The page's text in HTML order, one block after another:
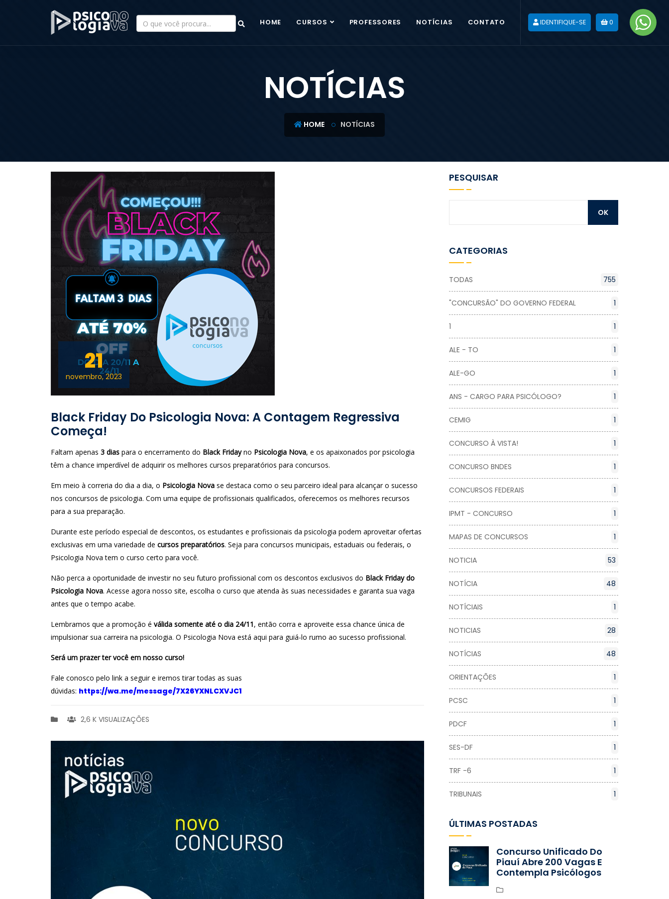
IDENTIFIQUE-SE 0
HOME CURSOS PROFESSORES NOTÍCIAS CONTATO
NOTÍCIAS
HOME NOTÍCIAS
21
novembro, 2023
Black Friday Do Psicologia Nova: A Contagem Regressiva
Começa!
Faltam apenas 3 dias para o encerramento do Black Fridayno Psicologia Nova, e os apaixonados por psicologia
têm a chance imperdível de adquirir os melhores cursos preparatórios para concursos.
Em meio à correria do dia a dia, o Psicologia Nova se destaca como o seu parceiro ideal para alcançar o sucesso
nos concursos de psicologia. Com uma equipe de profissionais qualificados, oferecemos os melhores recursos
para a sua preparação.
Durante este período especial de descontos, os estudantes e profissionais da psicologia podem aproveitar ofertas
exclusivas em uma variedade de cursos preparatórios. Seja para concursos municipais, estaduais ou federais, o
Psicologia Nova tem o curso certo para você.
Não perca a oportunidade de investir no seu futuro profissional com os descontos exclusivos do Black Friday do
Psicologia Nova. Acesse agora nosso site, escolha o curso que atenda às suas necessidades e garanta sua vaga
antes que o tempo acabe.
Lembramos que a promoção é válida somente até o dia 24/11, então corra e aproveite essa chance única de
impulsionar sua carreira na psicologia. O Psicologia Nova está aqui para guiá-lo rumo ao sucesso profissional.
Será um prazer ter você em nosso curso!
Fale conosco pelo link a seguir e iremos tirar todas as suas
dúvidas: https://wa.me/message/7X26YXNLCXVJC1
2,6 K VISUALIZAÇÕES
PESQUISAR
CATEGORIAS
TODAS 755
"CONCURSÃO" DO GOVERNO FEDERAL 1
1 1
ALE - TO 1
ALE-GO 1
ANS - CARGO PARA PSICÓLOGO? 1
CEMIG 1
CONCURSO À VISTA! 1
CONCURSO BNDES 1
CONCURSOS FEDERAIS 1
IPMT - CONCURSO 1
MAPAS DE CONCURSOS 1
NOTICIA 53
NOTÍCIA 48
NOTÍCIAIS 1
NOTICIAS 28
NOTÍCIAS 48
ORIENTAÇÕES 1
PCSC 1
PDCF 1
SES-DF 1
TRF -6 1
TRIBUNAIS 1
ÚLTIMAS POSTADAS
Concurso Unificado Do
Piauí Abre 200 Vagas E
Contempla Psicólogos